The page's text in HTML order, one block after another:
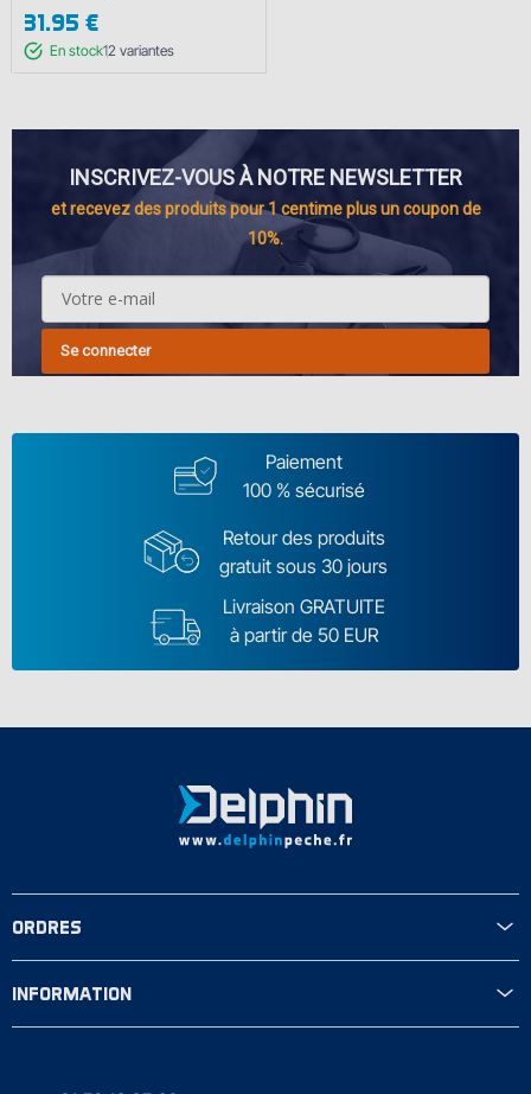
31.95 €
En stock12 variantes
INSCRIVEZ-VOUS À NOTRE NEWSLETTER
et recevez des produits pour 1 centime plus un coupon de
10%.
Se connecter
Paiement
100 % sécurisé
Retour des produits
gratuit sous 30 jours
Livraison GRATUITE
à partir de 50 EUR
ORDRES
INFORMATION